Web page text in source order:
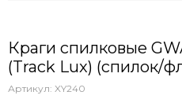
Краги спилковые
(Track Lux) (спилок/
Артикул: XY240